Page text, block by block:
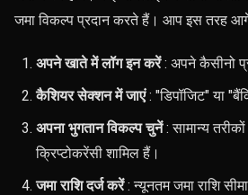
जमा विकल्प प्रदान करते हैं। आप इस तरह
अपने खाते में लॉग इन करें: अपने कैसीनो
कैशियर सेक्शन में जाएं: "डिपॉजिट" या
अपना भुगतान विकल्प चुनें: सामान्य
क्रिप्टोकरेंसी शामिल हैं।
जमा राशि दर्ज करें: न्यूनतम जमा राशि